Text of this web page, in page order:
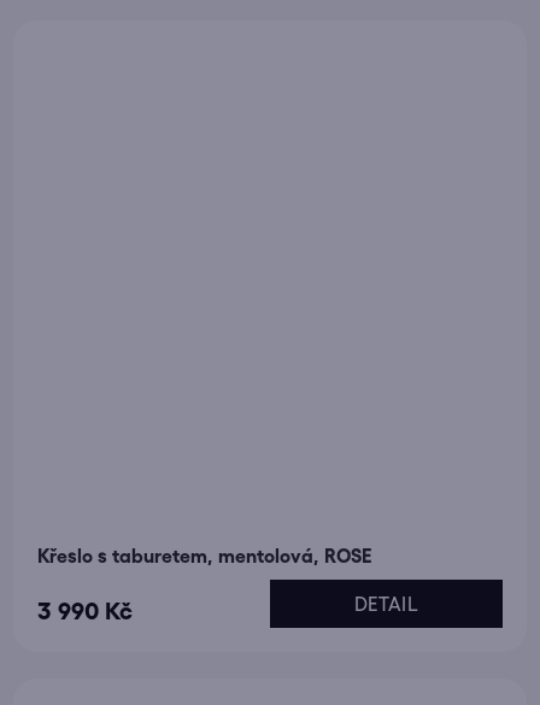
Křeslo s taburetem, mentolová, ROSE
3 990 Kč DETAIL